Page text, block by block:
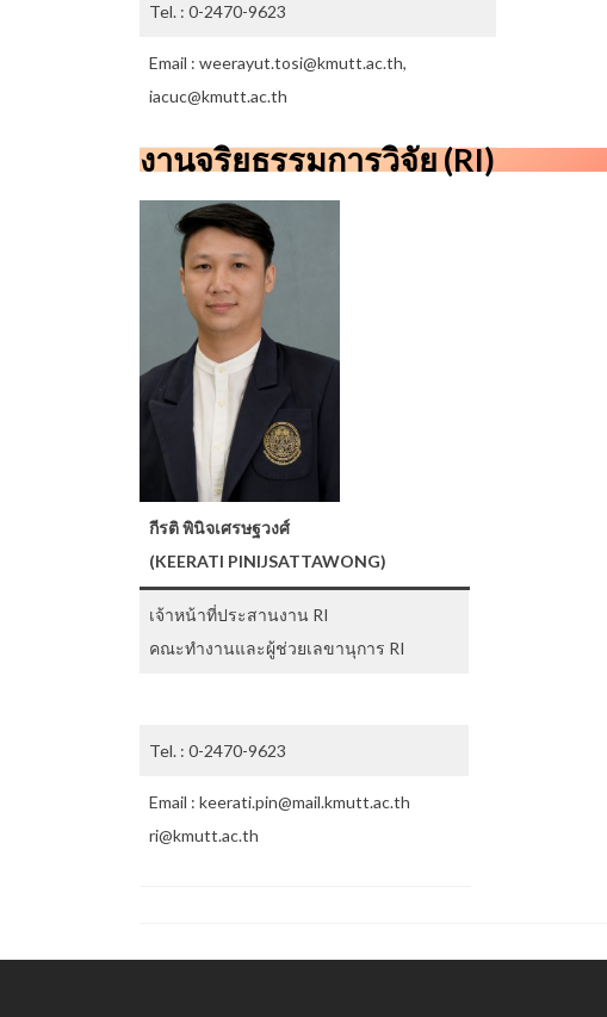
Tel. : 0-2470-9623
Email : weerayut.tosi@kmutt.ac.th,
iacuc@kmutt.ac.th
งานจริยธรรมการวิจัย (RI)
กีรติ พินิจเศรษฐวงศ์
(KEERATI PINIJSATTAWONG)
เจ้าหน้าที่ประสานงาน RI
คณะทำงานและผู้ช่วยเลขานุการ RI
Tel. : 0-2470-9623
Email : keerati.pin@mail.kmutt.ac.th
ri@kmutt.ac.th